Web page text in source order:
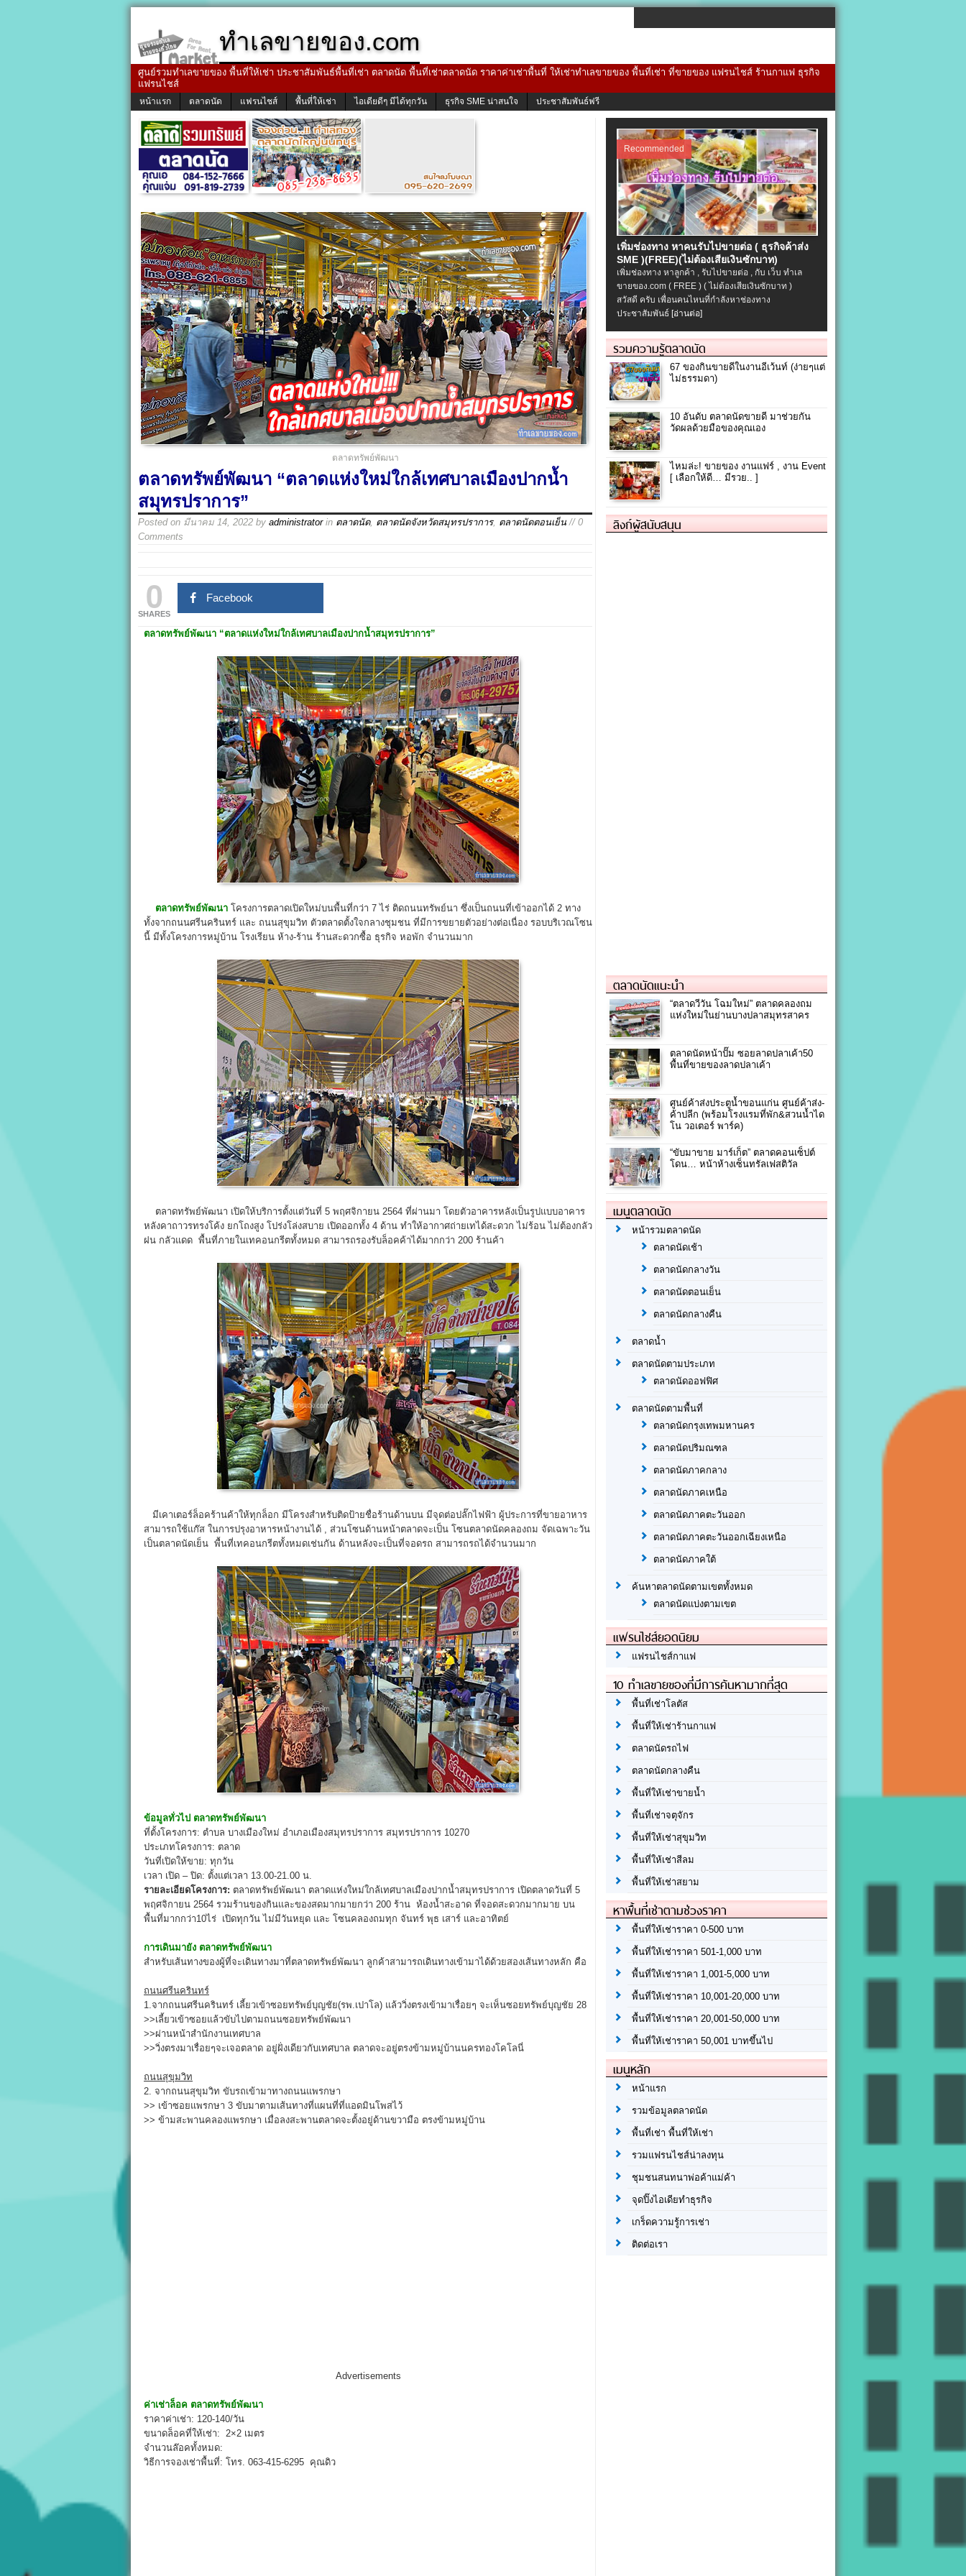
ทำเลขายของ.com
ศูนย์รวมทำเลขายของ พื้นที่ให้เช่า ประชาสัมพันธ์พื้นที่เช่า ตลาดนัด พื้นที่เช่าตลาดนัด ราคาค่าเช่าพื้นที่ ให้เช่าทำเลขายของ พื้นที่เช่า ที่ขายของ แฟรนไชส์ ร้านกาแฟ ธุรกิจ
แฟรนไชส์
หน้าแรก ตลาดนัด แฟรนไชส์ พื้นที่ให้เช่า ไอเดียดีๆ มีได้ทุกวัน ธุรกิจ SME น่าสนใจ ประชาสัมพันธ์ฟรี
ตลาดทรัพย์พัฒนา
ตลาดทรัพย์พัฒนา “ตลาดแห่งใหม่ใกล้เทศบาลเมืองปากน้ำ
สมุทรปราการ”
Posted on มีนาคม 14, 2022 by administratorin ตลาดนัด, ตลาดนัดจังหวัดสมุทรปราการ, ตลาดนัดตอนเย็น // 0
Comments
0
SHARES
Facebook
ตลาดทรัพย์พัฒนา “ตลาดแห่งใหม่ใกล้เทศบาลเมืองปากน้ำสมุทรปราการ”
ตลาดทรัพย์พัฒนา โครงการตลาดเปิดใหม่บนพื้นที่กว่า 7 ไร่ ติดถนนทรัพย์นา ซึ่งเป็นถนนที่เข้าออกได้ 2 ทาง
ทั้งจากถนนศรีนครินทร์ และ ถนนสุขุมวิท ตัวตลาดตั้งใจกลางชุมชน ที่มีการขยายตัวอย่างต่อเนื่อง รอบบริเวณโซน
นี้ มีทั้งโครงการหมู่บ้าน โรงเรียน ห้าง-ร้าน ร้านสะดวกซื้อ ธุรกิจ หอพัก จำนวนมาก
ตลาดทรัพย์พัฒนา เปิดให้บริการตั้งแต่วันที่ 5 พฤศจิกายน 2564 ที่ผ่านมา โดยตัวอาคารหลังเป็นรูปแบบอาคาร
หลังคาถาวรทรงโค้ง ยกโถงสูง โปร่งโล่งสบาย เปิดออกทั้ง 4 ด้าน ทำให้อากาศถ่ายเทได้สะดวก ไม่ร้อน ไม่ต้องกลัว
ฝน กลัวแดด พื้นที่ภายในเทคอนกรีตทั้งหมด สามารถรองรับล็อคค้าได้มากกว่า 200 ร้านค้า
มีเคาเตอร์ล็อคร้านค้าให้ทุกล็อก มีโครงสำหรับติดป้ายชื่อร้านด้านบน มีจุดต่อปลั๊กไฟฟ้า ผู้ประการที่ขายอาหาร
สามารถใช้แก๊ส ในการปรุงอาหารหน้างานได้ , ส่วนโซนด้านหน้าตลาดจะเป็น โซนตลาดนัดคลองถม จัดเฉพาะวัน
เป็นตลาดนัดเย็น พื้นที่เทคอนกรีตทั้งหมดเช่นกัน ด้านหลังจะเป็นที่จอดรถ สามารถรถได้จำนวนมาก
ข้อมูลทั่วไป ตลาดทรัพย์พัฒนา
ที่ตั้งโครงการ: ตำบล บางเมืองใหม่ อำเภอเมืองสมุทรปราการ สมุทรปราการ 10270
ประเภทโครงการ: ตลาด
วันที่เปิดให้ขาย: ทุกวัน
เวลา เปิด – ปิด: ตั้งแต่เวลา 13.00-21.00 น.
รายละเอียดโครงการ: ตลาดทรัพย์พัฒนา ตลาดแห่งใหม่ใกล้เทศบาลเมืองปากน้ำสมุทรปราการ เปิดตลาดวันที่ 5
พฤศจิกายน 2564 รวมร้านของกินและของสดมากมายกว่า 200 ร้าน ห้องน้ำสะอาด ที่จอดสะดวกมากมาย บน
พื้นที่มากกว่า10ไร่ เปิดทุกวัน ไม่มีวันหยุด และ โซนคลองถมทุก จันทร์ พุธ เสาร์ และอาทิตย์
การเดินมายัง ตลาดทรัพย์พัฒนา
สำหรับเส้นทางของผู้ที่จะเดินทางมาที่ตลาดทรัพย์พัฒนา ลูกค้าสามารถเดินทางเข้ามาได้ด้วยสองเส้นทางหลัก คือ
ถนนศรีนครินทร์
1.จากถนนศรีนครินทร์ เลี้ยวเข้าซอยทรัพย์บุญชัย(รพ.เปาโล) แล้ววิ่งตรงเข้ามาเรื่อยๆ จะเห็นซอยทรัพย์บุญชัย 28
>>เลี้ยวเข้าซอยแล้วขับไปตามถนนซอยทรัพย์พัฒนา
>>ผ่านหน้าสำนักงานเทศบาล
>>วิ่งตรงมาเรื่อยๆจะเจอตลาด อยู่ฝั่งเดียวกับเทศบาล ตลาดจะอยู่ตรงข้ามหมู่บ้านนครทองโคโลนี่
ถนนสุขุมวิท
2. จากถนนสุขุมวิท ขับรถเข้ามาทางถนนแพรกษา
>> เข้าซอยแพรกษา 3 ขับมาตามเส้นทางที่แผนที่ที่แอดมินโพสไว้
>> ข้ามสะพานคลองแพรกษา เมื่อลงสะพานตลาดจะตั้งอยู่ด้านขวามือ ตรงข้ามหมู่บ้าน
Advertisements
ค่าเช่าล็อค ตลาดทรัพย์พัฒนา
ราคาค่าเช่า: 120-140/วัน
ขนาดล็อคที่ให้เช่า: 2×2 เมตร
จำนวนล๊อคทั้งหมด:
วิธีการจองเช่าพื้นที่: โทร. 063-415-6295 คุณดิว
Recommended
เพิ่มช่องทาง หาคนรับไปขายต่อ ( ธุรกิจค้าส่ง
SME )(FREE)(ไม่ต้องเสียเงินซักบาท)
เพิ่มช่องทาง หาลูกค้า , รับไปขายต่อ , กับ เว็บ ทำเล
ขายของ.com ( FREE ) ( ไม่ต้องเสียเงินซักบาท )
สวัสดี ครับ เพื่อนคนไหนที่กำลังหาช่องทาง
ประชาสัมพันธ์ [อ่านต่อ]
รวมความรู้ตลาดนัด
67 ของกินขายดีในงานอีเว้นท์ (ง่ายๆแต่
ไม่ธรรมดา)
10 อันดับ ตลาดนัดขายดี มาช่วยกัน
วัดผลด้วยมือของคุณเอง
ไหมล่ะ! ขายของ งานแฟร์ , งาน Event
[ เลือกให้ดี… มีรวย.. ]
ลิงก์ผู้สนับสนุน
ตลาดนัดแนะนำ
“ตลาดวีวัน โฉมใหม่” ตลาดคลองถม
แห่งใหม่ในย่านบางปลาสมุทรสาคร
ตลาดนัดหน้าปั๊ม ซอยลาดปลาเค้า50
พื้นที่ขายของลาดปลาเค้า
ศูนย์ค้าส่งประตูน้ำขอนแก่น ศูนย์ค้าส่ง-
ค้าปลีก (พร้อมโรงแรมที่พัก&สวนน้ำได
โน วอเตอร์ พาร์ค)
“ขับมาขาย มาร์เก็ต” ตลาดคอนเซ็ปต์
โดน… หน้าห้างเซ็นทรัลเฟสติวัล
เมนูตลาดนัด
หน้ารวมตลาดนัด
ตลาดนัดเช้า
ตลาดนัดกลางวัน
ตลาดนัดตอนเย็น
ตลาดนัดกลางคืน
ตลาดน้ำ
ตลาดนัดตามประเภท
ตลาดนัดออฟฟิศ
ตลาดนัดตามพื้นที่
ตลาดนัดกรุงเทพมหานคร
ตลาดนัดปริมณฑล
ตลาดนัดภาคกลาง
ตลาดนัดภาคเหนือ
ตลาดนัดภาคตะวันออก
ตลาดนัดภาคตะวันออกเฉียงเหนือ
ตลาดนัดภาคใต้
ค้นหาตลาดนัดตามเขตทั้งหมด
ตลาดนัดแบ่งตามเขต
แฟรนไชส์ยอดนิยม
แฟรนไชส์กาแฟ
10 ทำเลขายของที่มีการค้นหามากที่สุด
พื้นที่เช่าโลตัส
พื้นที่ให้เช่าร้านกาแฟ
ตลาดนัดรถไฟ
ตลาดนัดกลางคืน
พื้นที่ให้เช่าขายน้ำ
พื้นที่เช่าจตุจักร
พื้นที่ให้เช่าสุขุมวิท
พื้นที่ให้เช่าสีลม
พื้นที่ให้เช่าสยาม
หาพื้นที่เช่าตามช่วงราคา
พื้นที่ให้เช่าราคา 0-500 บาท
พื้นที่ให้เช่าราคา 501-1,000 บาท
พื้นที่ให้เช่าราคา 1,001-5,000 บาท
พื้นที่ให้เช่าราคา 10,001-20,000 บาท
พื้นที่ให้เช่าราคา 20,001-50,000 บาท
พื้นที่ให้เช่าราคา 50,001 บาทขึ้นไป
เมนูหลัก
หน้าแรก
รวมข้อมูลตลาดนัด
พื้นที่เช่า พื้นที่ให้เช่า
รวมแฟรนไชส์น่าลงทุน
ชุมชนสนทนาพ่อค้าแม่ค้า
จุดปิ๊งไอเดียทำธุรกิจ
เกร็ดความรู้การเช่า
ติดต่อเรา